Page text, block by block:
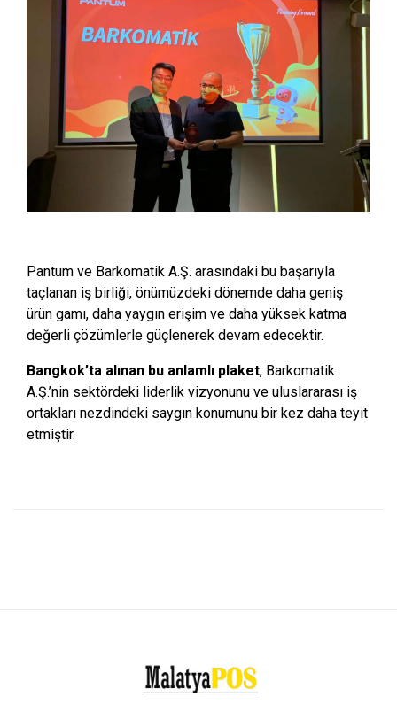
Pantum ve Barkomatik A.Ş. arasındaki bu başarıyla
taçlanan iş birliği, önümüzdeki dönemde daha geniş
ürün gamı, daha yaygın erişim ve daha yüksek katma
değerli çözümlerle güçlenerek devam edecektir.
Bangkok’ta alınan bu anlamlı plaket, Barkomatik
A.Ş.’nin sektördeki liderlik vizyonunu ve uluslararası iş
ortakları nezdindeki saygın konumunu bir kez daha teyit
etmiştir.